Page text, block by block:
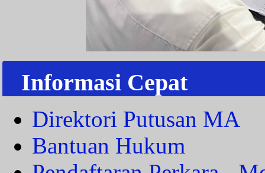
Informasi Cepat
Direktori Putusan MA
Bantuan Hukum